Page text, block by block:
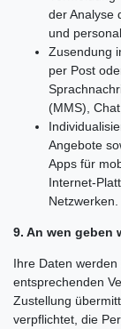
der Analyse
und
Zusendung
per Post
(MMS),
Angebote
Apps für
Internet-
Netzwerken.
9. An wen geben
Ihre Daten
entsprechenden
Zustellung
verpflichtet, die